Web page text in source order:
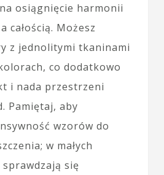
osiągnięcie harmonii
całością. Możesz
z jednolitymi tkaninami
co dodatkowo
i nada przestrzeni
Pamiętaj, aby
wzorów do
w małych
się